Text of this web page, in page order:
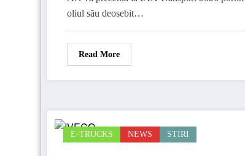
oliul său deosebit…
Read More
E-TRUCKS NEWS STIRI